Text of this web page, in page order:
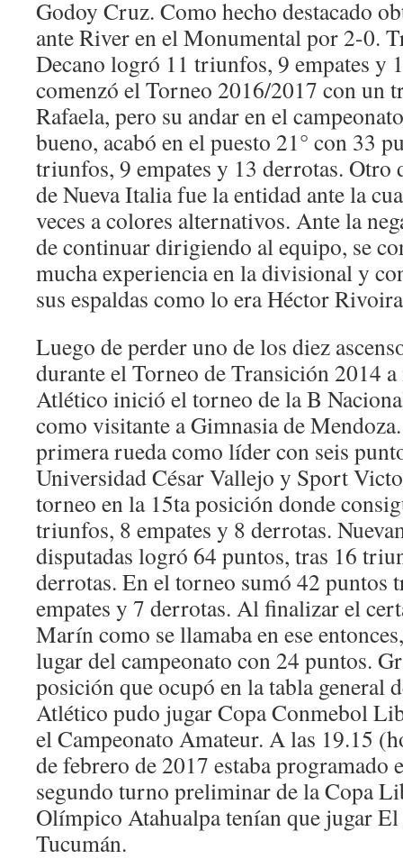
Godoy Cruz. Como hecho destacado
ante River en el Monumental por 2-0.
Decano logró 11 triunfos, 9 empates y
comenzó el Torneo 2016/2017 con un
Rafaela, pero su andar en el
bueno, acabó en el puesto 21° con 33
triunfos, 9 empates y 13 derrotas. Otro
de Nueva Italia fue la entidad ante la
veces a colores alternativos. Ante la
de continuar dirigiendo al equipo, se
mucha experiencia en la divisional y
sus espaldas como lo era Héctor
Luego de perder uno de los diez
durante el Torneo de Transición 2014
Atlético inició el torneo de la B
como visitante a Gimnasia de
primera rueda como líder con seis
Universidad César Vallejo y Sport
torneo en la 15ta posición donde
triunfos, 8 empates y 8 derrotas.
disputadas logró 64 puntos, tras 16
derrotas. En el torneo sumó 42 puntos
empates y 7 derrotas. Al finalizar el
Marín como se llamaba en ese
lugar del campeonato con 24 puntos.
posición que ocupó en la tabla general
Atlético pudo jugar Copa Conmebol
el Campeonato Amateur. A las 19.15
de febrero de 2017 estaba programado
segundo turno preliminar de la Copa
Olímpico Atahualpa tenían que jugar
Tucumán.